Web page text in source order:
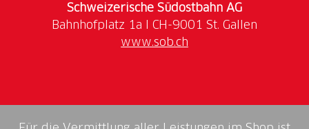
Schweizerische Südostbahn AG
www.sob.ch